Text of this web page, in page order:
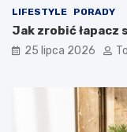
LIFESTYLE PORADY
Jak zrobić łapacz
25 lipca 2026